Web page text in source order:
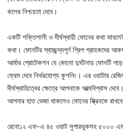
কলের নিশ্চয়তা দেবে।
একটি শক্তিশালী ও দীর্ঘস্থায়ী ফোনের কথা
কথা। ফোনটির স্বাচ্ছন্দ্যপূর্ণ গ্রিপ গ্রাহকদের
আর্মার প্রোটেকশন যে কোনো দুর্ঘটনায় ফোনটি
ফ্রেম দেবে নির্ভরযোগ্য কুশনিং। এর ওয়াটার
দীর্ঘস্থায়িত্বের ক্ষেত্রে আপনাকে আত্মবিশ্বাস
আপনার হাত ভেজা থাকলেও ফোনের স্ক্রিনকে
রেনো১২ এফ-এ ৪৫ ওয়াট সুপারভুকসহ ৫০০০